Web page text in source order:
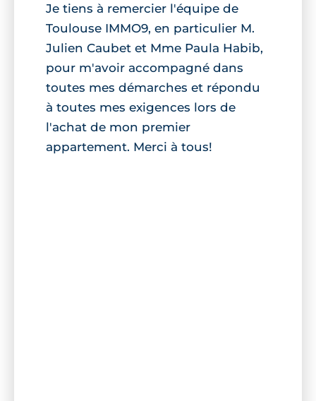
Je tiens à remercier l'équipe de
Toulouse IMMO9, en particulier M.
Julien Caubet et Mme Paula Habib,
pour m'avoir accompagné dans
toutes mes démarches et répondu
à toutes mes exigences lors de
l'achat de mon premier
appartement. Merci à tous!